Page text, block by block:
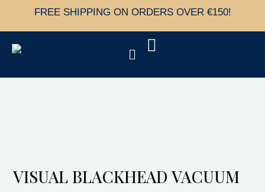
content
FREE SHIPPING ON ORDERS OVER €150!
Menu
VISUAL BLACKHEAD VACUUM